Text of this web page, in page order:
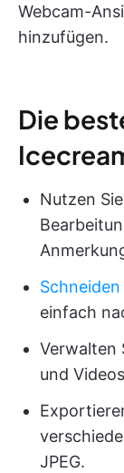
Webcam-
hinzufügen.
Die
Nutzen
einfach
Verwalten
und
JPEG.